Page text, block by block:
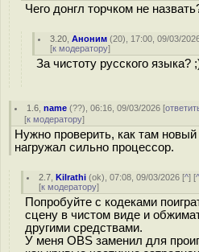
Чего донгл торчком не
3.20 ,Аноним (20), 17:00, 09/03/
[к модератору]
За чистоту русского языка?
1.6 ,name (??), 06:16, 09/03/2026 [
[к модератору]
Нужно проверить, как там
нагружал сильно процессор.
2.7 ,Kilrathi (ok), 07:08, 09/03/2026 [^] [
[к модератору]
Попробуйте с кодеками
сцену в чистом виде и
другими средствами.
У меня OBS заменил для